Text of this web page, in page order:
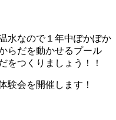
水なので１年中ぽかぽか
らだを動かせるプール
をつくりましょう！！
験会を開催します！